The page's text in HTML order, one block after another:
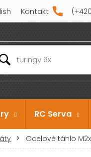
Kontakt
RC Serva
Ocelové táhlo